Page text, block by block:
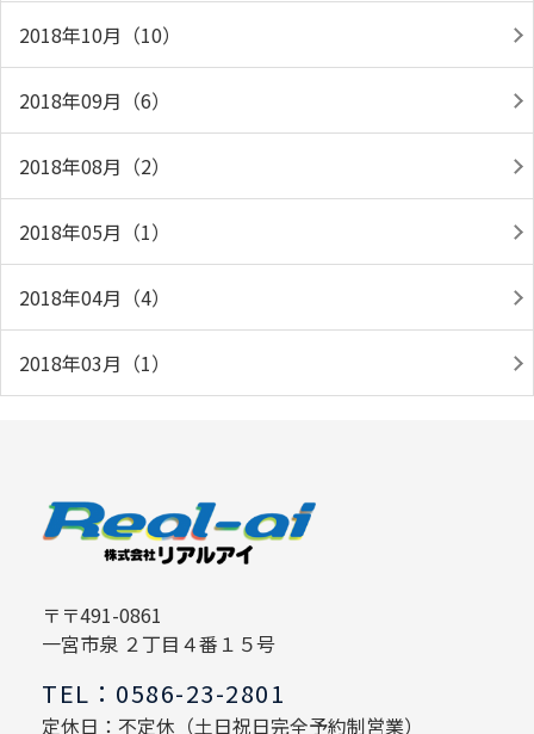
2018年10月（10）
2018年09月（6）
2018年08月（2）
2018年05月（1）
2018年04月（4）
2018年03月（1）
〒〒491-0861
一宮市泉 ２丁目４番１５号
TEL：0586-23-2801
定休日：不定休（土日祝日完全予約制営業）